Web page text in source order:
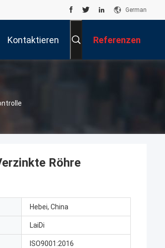
German
Kontaktieren Referenzen
Röhre
Hebei, China
LaiDi
ISO9001:2016